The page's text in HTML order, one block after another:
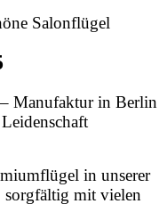
Salonflügel
Manufaktur in Berlin
in unserer
sorgfältig mit vielen